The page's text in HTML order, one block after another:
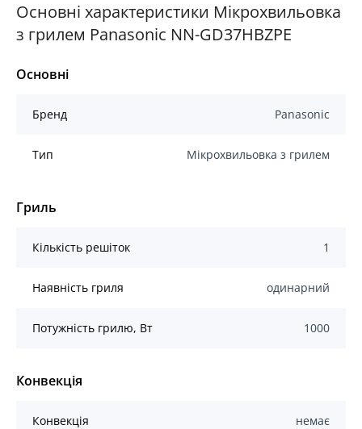
Основні характеристики Мікрохвильовка
з грилем Panasonic NN-GD37HBZPE
Основні
Бренд Panasonic
Тип Мікрохвильовка з грилем
Гриль
Кількість решіток 1
Наявність гриля одинарний
Потужність грилю, Вт 1000
Конвекція
Конвекція немає